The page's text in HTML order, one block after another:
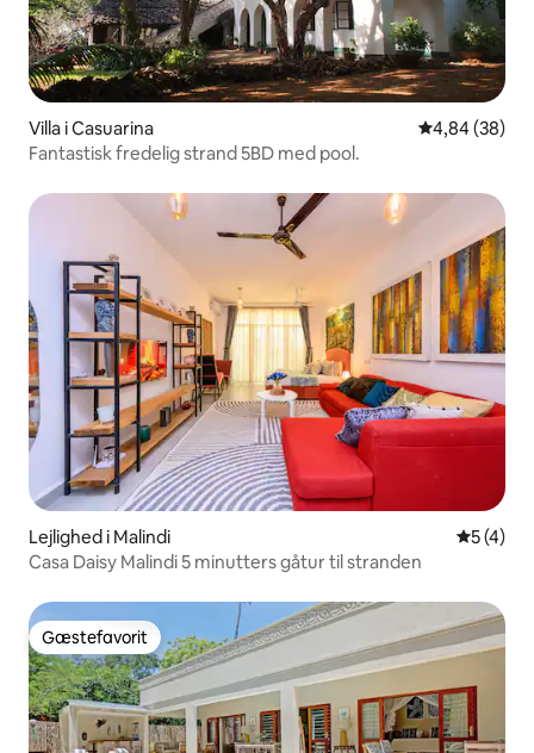
Villa i Casuarina 4,84 ud af 5 i
4,84 (38)
Fantastisk fredelig strand 5BD med pool.
Lejlighed i Malindi 5 ud af 5
5 (4)
Casa Daisy Malindi 5 minutters gåtur til stranden
Gæstefavorit
Gæstefavorit